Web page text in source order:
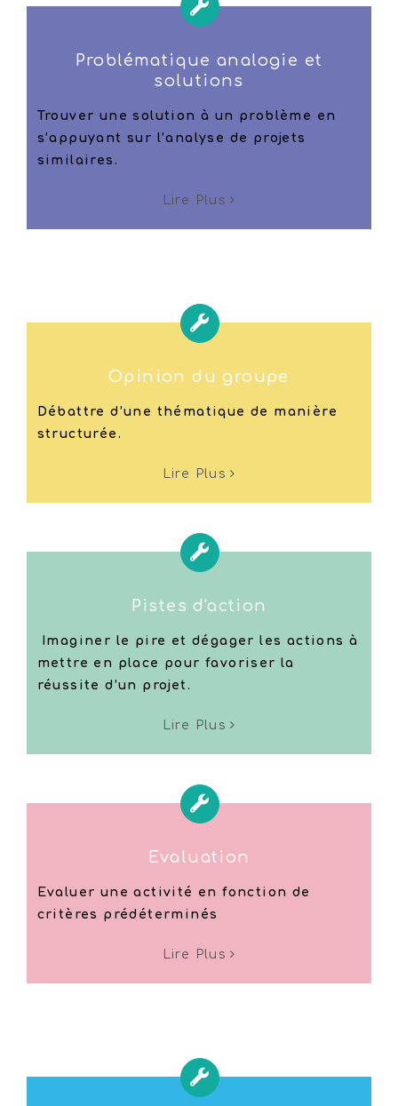
Problématique analogie et
solutions
Trouver une solution à un problème en
s’appuyant sur l’analyse de projets
similaires.
Lire Plus
Opinion du groupe
Débattre d’une thématique de manière
structurée.
Lire Plus
Pistes d'action
Imaginer le pire et dégager les actions à
mettre en place pour favoriser la
réussite d’un projet.
Lire Plus
Evaluation
Evaluer une activité en fonction de
critères prédéterminés
Lire Plus